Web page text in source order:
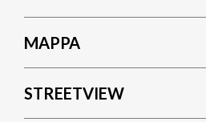
MAPPA
STREETVIEW